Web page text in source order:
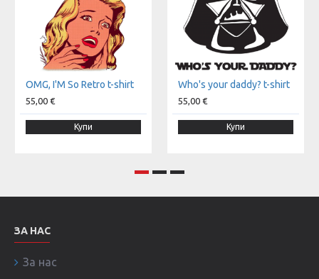
OMG, I'M So Retro t-shirt
55,00 €
Купи
Who's your daddy? t-shirt
55,00 €
Купи
ЗА НАС
За нас